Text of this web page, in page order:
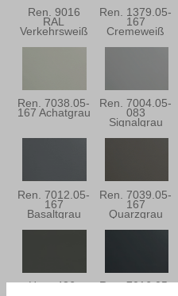
Ren. 9016
RAL
Verkehrsweiß
Ren. 1379.05-
167
Cremeweiß
Ren. 7038.05-
167 Achatgrau
Ren. 7004.05-
083
Signalgrau
Ren. 7012.05-
167
Basaltgrau
Ren. 7039.05-
167
Quarzgrau
Horn.436- Ren. 7016.05-